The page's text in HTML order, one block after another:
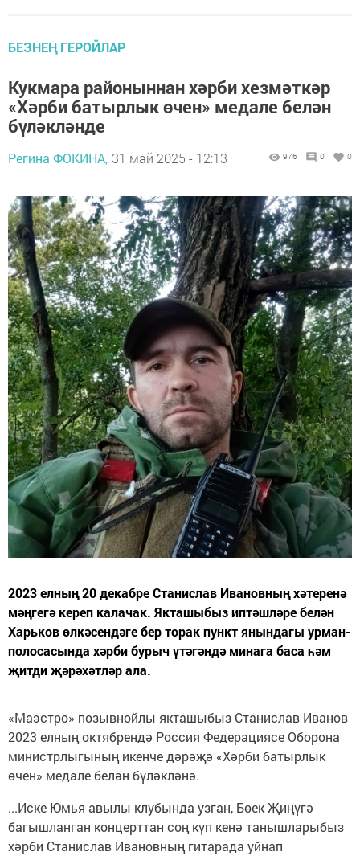
БЕЗНЕҢ ГЕРОЙЛАР
Кукмара районыннан хәрби хезмәткәр
«Хәрби батырлык өчен» медале белән
бүләкләнде
Регина ФОКИНА, 31 май 2025 - 12:13 976 0 0
2023 елның 20 декабре Станислав Ивановның хәтеренә
мәңгегә кереп калачак. Якташыбыз иптәшләре белән
Харьков өлкәсендәге бер торак пункт янындагы урман-
полосасында хәрби бурыч үтәгәндә минага баса һәм
җитди җәрәхәтләр ала.
«Маэстро» позывнойлы якташыбыз Станислав Иванов
2023 елның октябрендә Россия Федерациясе Оборона
министрлыгының икенче дәрәҗә «Хәрби батырлык
өчен» медале белән бүләкләнә.
...Иске Юмья авылы клубында узган, Бөек Җиңүгә
багышланган концерттан соң күп кенә танышларыбыз
хәрби Станислав Ивановның гитарада уйнап